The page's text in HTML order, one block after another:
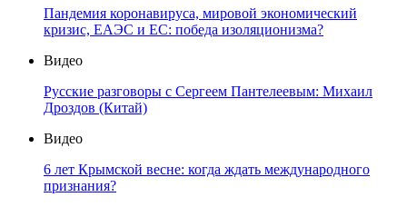
Пандемия коронавируса, мировой экономический
кризис, ЕАЭС и ЕС: победа изоляционизма?
Видео
Русские разговоры с Сергеем Пантелеевым: Михаил
Дроздов (Китай)
Видео
6 лет Крымской весне: когда ждать международного
признания?